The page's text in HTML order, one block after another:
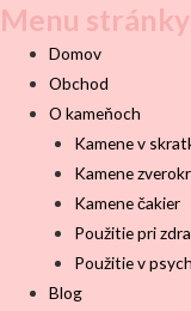
Menu stránky
Domov
Obchod
O kameňoch
Kamene v
Kamene
Kamene čakier
Použitie pri
Použitie v
Blog